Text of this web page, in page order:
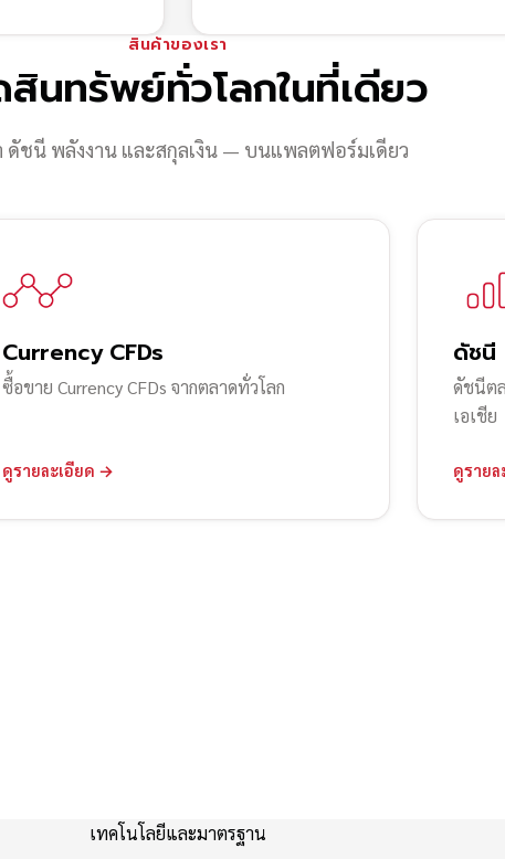
สินค้าของเรา
สินทรัพย์ทั่วโลกในที่เดียว
ดัชนี พลังงาน และสกุลเงิน — บนแพลตฟอร์มเดียว
Currency CFDs
ซื้อขาย Currency CFDs จากตลาดทั่วโลก
ดูรายละเอียด →
ดัชนี
ดัชนีต
เอเชีย
ดูราย
เทคโนโลยีและมาตรฐาน